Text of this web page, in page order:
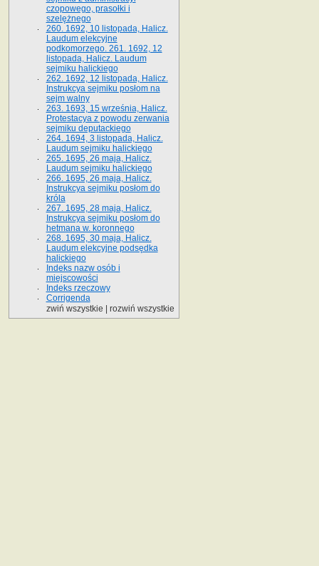
czopowego, prasołki i
szelężnego
260. 1692, 10 listopada, Halicz.
Laudum elekcyjne
podkomorzego. 261. 1692, 12
listopada, Halicz. Laudum
sejmiku halickiego
262. 1692, 12 listopada, Halicz.
Instrukcya sejmiku posłom na
sejm walny
263. 1693, 15 września, Halicz.
Protestacya z powodu zerwania
sejmiku deputackiego
264. 1694, 3 listopada, Halicz.
Laudum sejmiku halickiego
265. 1695, 26 maja, Halicz.
Laudum sejmiku halickiego
266. 1695, 26 maja, Halicz.
Instrukcya sejmiku posłom do
króla
267. 1695, 28 maja, Halicz.
Instrukcya sejmiku posłom do
hetmana w. koronnego
268. 1695, 30 maja, Halicz.
Laudum elekcyjne podsędka
halickiego
Indeks nazw osób i
miejscowości
Indeks rzeczowy
Corrigenda
zwiń wszystkie
rozwiń wszystkie